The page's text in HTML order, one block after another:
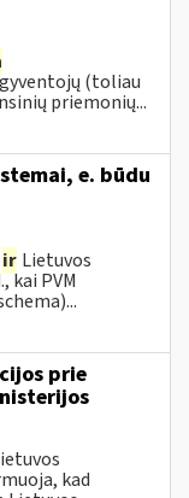
(toliau
priemonių...
e. būdu
ir Lietuvos
kai PVM
prie
kad